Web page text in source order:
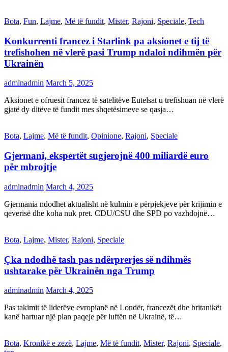
Bota, Fun, Lajme, Më të fundit, Mister, Rajoni, Speciale, Tech
Konkurrenti francez i Starlink pa aksionet e tij të
trefishohen në vlerë pasi Trump ndaloi ndihmën për
Ukrainën
adminadmin March 5, 2025
Aksionet e ofruesit francez të satelitëve Eutelsat u trefishuan në vlerë
gjatë dy ditëve të fundit mes shqetësimeve se qasja…
Bota, Lajme, Më të fundit, Opinione, Rajoni, Speciale
Gjermani, ekspertët sugjerojnë 400 miliardë euro
për mbrojtje
adminadmin March 4, 2025
Gjermania ndodhet aktualisht në kulmin e përpjekjeve për krijimin e
qeverisë dhe koha nuk pret. CDU/CSU dhe SPD po vazhdojnë…
Bota, Lajme, Mister, Rajoni, Speciale
Çka ndodhë tash pas ndërprerjes së ndihmës
ushtarake për Ukrainën nga Trump
adminadmin March 4, 2025
Pas takimit të liderëve evropianë në Londër, francezët dhe britanikët
kanë hartuar një plan paqeje për luftën në Ukrainë, të…
Bota, Kronikë e zezë, Lajme, Më të fundit, Mister, Rajoni, Speciale,